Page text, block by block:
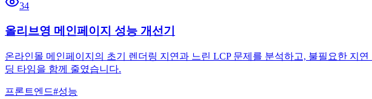
34
올리브영 메인페이지 성능 개선기
온라인몰 메인페이지의 초기 렌더링 지연과 느린 LCP 문제를 분석하고, 불필요한 지
딩 타임을 함께 줄였습니다.
프론트엔드#성능